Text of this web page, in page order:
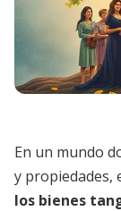
En un mundo
y propiedades,
los bienes